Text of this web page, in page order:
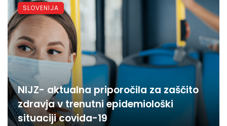
NIJZ- aktualna priporočila za zaščito
zdravja v trenutni epidemiološki
situaciji covida-19
SLOVENIJA